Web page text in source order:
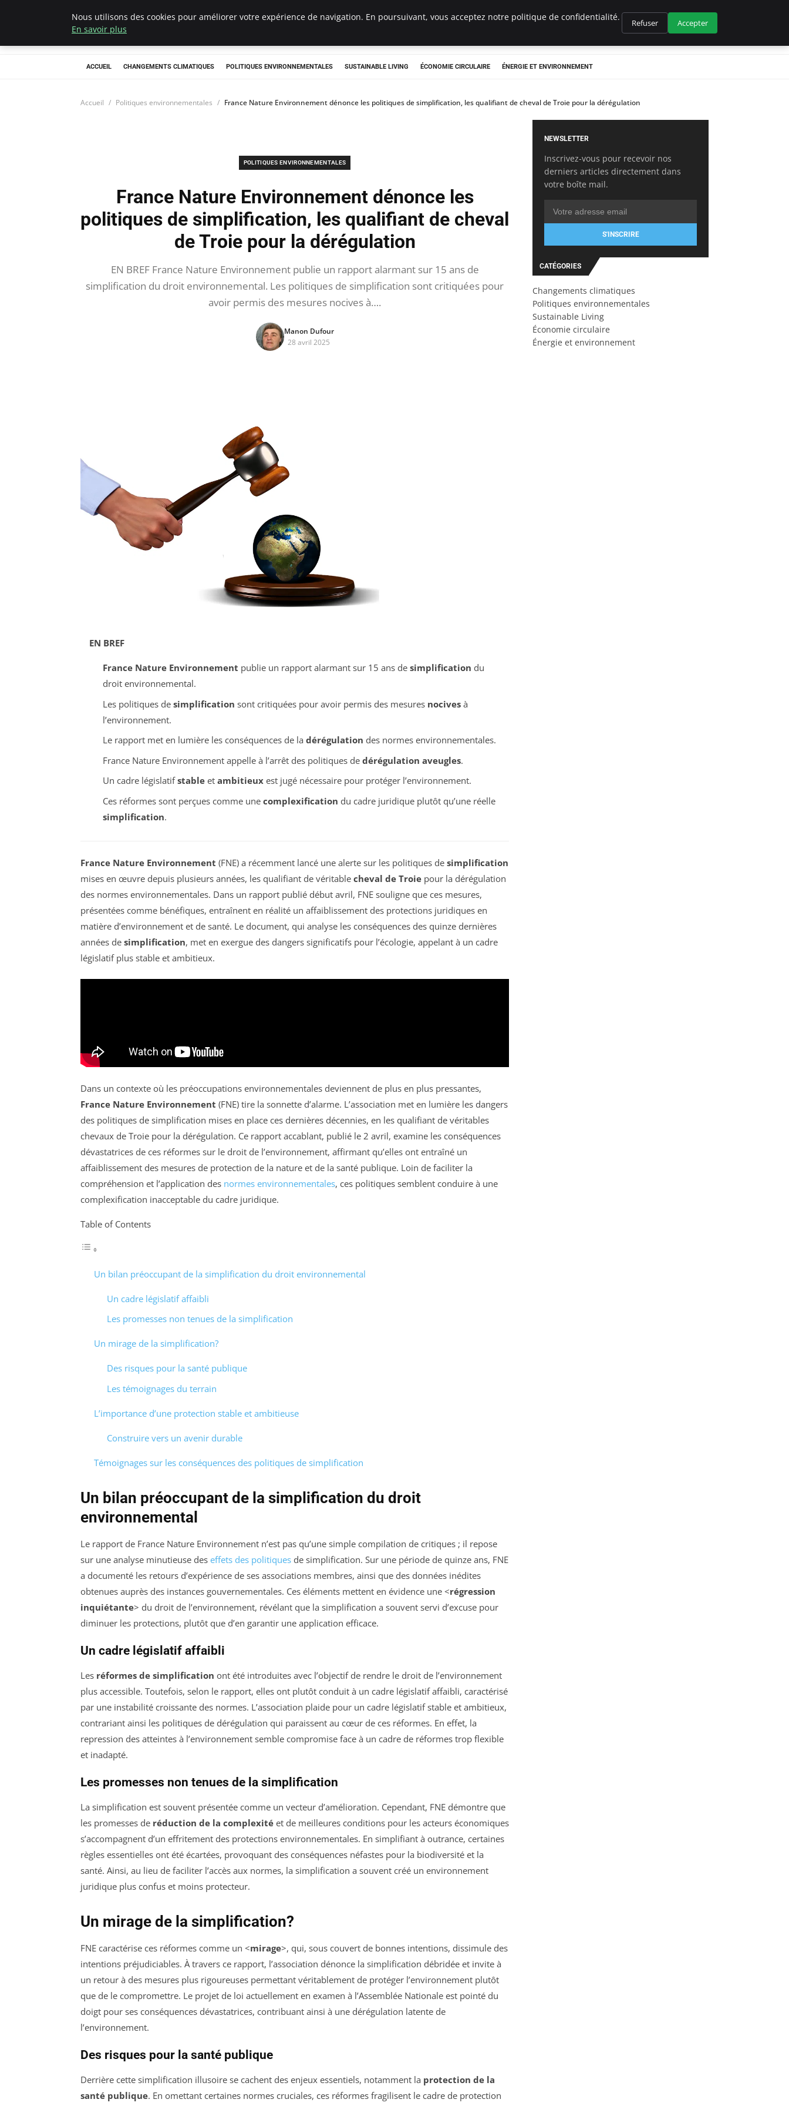
Climategatecountryclub.com
ACCUEIL CHANGEMENTS CLIMATIQUES POLITIQUES ENVIRONNEMENTALES SUSTAINABLE LIVING ÉCONOMIE CIRCULAIRE ÉNERGIE ET ENVIRONNEMENT
Accueil Politiques environnementales France Nature Environnement dénonce les politiques de simplification, les qualifiant de cheval de Troie pour la dérégulation
POLITIQUES ENVIRONNEMENTALES
France Nature Environnement dénonce les
politiques de simplification, les qualifiant de cheval
de Troie pour la dérégulation
EN BREF France Nature Environnement publie un rapport alarmant sur 15 ans de
simplification du droit environnemental. Les politiques de simplification sont critiquées pour
avoir permis des mesures nocives à….
Manon Dufour
28 avril 2025
EN BREF
France Nature Environnement publie un rapport alarmant sur 15 ans de simplification du
droit environnemental.
Les politiques de simplification sont critiquées pour avoir permis des mesures nocivesà
l’environnement.
Le rapport met en lumière les conséquences de la dérégulation des normes environnementales.
France Nature Environnement appelle à l’arrêt des politiques de dérégulation aveugles.
Un cadre législatifstableet ambitieuxest jugé nécessaire pour protéger l’environnement.
Ces réformes sont perçues comme une complexification du cadre juridique plutôt qu’une réelle
simplification.
France Nature Environnement (FNE) a récemment lancé une alerte sur les politiques de simplification
mises en œuvre depuis plusieurs années, les qualifiant de véritable cheval de Troie pour la dérégulation
des normes environnementales. Dans un rapport publié début avril, FNE souligne que ces mesures,
présentées comme bénéfiques, entraînent en réalité un affaiblissement des protections juridiques en
matière d’environnement et de santé. Le document, qui analyse les conséquences des quinze dernières
années de simplification, met en exergue des dangers significatifs pour l’écologie, appelant à un cadre
législatif plus stable et ambitieux.
Dans un contexte où les préoccupations environnementales deviennent de plus en plus pressantes,
France Nature Environnement (FNE) tire la sonnette d’alarme. L’association met en lumière les dangers
des politiques de simplification mises en place ces dernières décennies, en les qualifiant de véritables
chevaux de Troie pour la dérégulation. Ce rapport accablant, publié le 2 avril, examine les conséquences
dévastatrices de ces réformes sur le droit de l’environnement, affirmant qu’elles ont entraîné un
affaiblissement des mesures de protection de la nature et de la santé publique. Loin de faciliter la
compréhension et l’application des normes environnementales, ces politiques semblent conduire à une
complexification inacceptable du cadre juridique.
Table of Contents
Un bilan préoccupant de la simplification du droit environnemental
Un cadre législatif affaibli
Les promesses non tenues de la simplification
Un mirage de la simplification?
Des risques pour la santé publique
Les témoignages du terrain
L’importance d’une protection stable et ambitieuse
Construire vers un avenir durable
Témoignages sur les conséquences des politiques de simplification
Un bilan préoccupant de la simplification du droit
environnemental
Le rapport de France Nature Environnement n’est pas qu’une simple compilation de critiques ; il repose
sur une analyse minutieuse des effets des politiques de simplification. Sur une période de quinze ans, FNE
a documenté les retours d’expérience de ses associations membres, ainsi que des données inédites
obtenues auprès des instances gouvernementales. Ces éléments mettent en évidence une <régression
inquiétante> du droit de l’environnement, révélant que la simplification a souvent servi d’excuse pour
diminuer les protections, plutôt que d’en garantir une application efficace.
Un cadre législatif affaibli
Les réformes de simplification ont été introduites avec l’objectif de rendre le droit de l’environnement
plus accessible. Toutefois, selon le rapport, elles ont plutôt conduit à un cadre législatif affaibli, caractérisé
par une instabilité croissante des normes. L’association plaide pour un cadre législatif stable et ambitieux,
contrariant ainsi les politiques de dérégulation qui paraissent au cœur de ces réformes. En effet, la
repression des atteintes à l’environnement semble compromise face à un cadre de réformes trop flexible
et inadapté.
Les promesses non tenues de la simplification
La simplification est souvent présentée comme un vecteur d’amélioration. Cependant, FNE démontre que
les promesses de réduction de la complexité et de meilleures conditions pour les acteurs économiques
s’accompagnent d’un effritement des protections environnementales. En simplifiant à outrance, certaines
règles essentielles ont été écartées, provoquant des conséquences néfastes pour la biodiversité et la
santé. Ainsi, au lieu de faciliter l’accès aux normes, la simplification a souvent créé un environnement
juridique plus confus et moins protecteur.
Un mirage de la simplification?
FNE caractérise ces réformes comme un <mirage>, qui, sous couvert de bonnes intentions, dissimule des
intentions préjudiciables. À travers ce rapport, l’association dénonce la simplification débridée et invite à
un retour à des mesures plus rigoureuses permettant véritablement de protéger l’environnement plutôt
que de le compromettre. Le projet de loi actuellement en examen à l’Assemblée Nationale est pointé du
doigt pour ses conséquences dévastatrices, contribuant ainsi à une dérégulation latente de
l’environnement.
Des risques pour la santé publique
Derrière cette simplification illusoire se cachent des enjeux essentiels, notamment la protection de la
santé publique. En omettant certaines normes cruciales, ces réformes fragilisent le cadre de protection
NEWSLETTER
Inscrivez-vous pour recevoir nos
derniers articles directement dans
votre boîte mail.
S'INSCRIRE
CATÉGORIES
Changements climatiques
Politiques environnementales
Sustainable Living
Économie circulaire
Énergie et environnement
Nous utilisons des cookies pour améliorer votre expérience de navigation. En poursuivant, vous acceptez notre politique de confidentialité.
En savoir plus
Refuser Accepter